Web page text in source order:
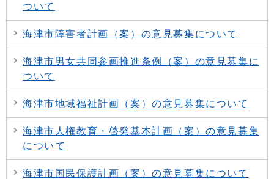
ついて
海津市障害者計画（案）の意見募集について
海津市男女共同参画推進条例（案）の意見募集に
ついて
海津市地域福祉計画（案）の意見募集について
海津市人権教育・啓発基本計画（案）の意見募集
について
海津市国民保護計画（案）の意見募集について